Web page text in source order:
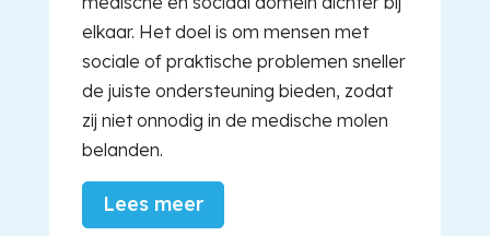
elkaar. Het doel is om mensen met
sociale of praktische problemen sneller
de juiste ondersteuning bieden, zodat
zij niet onnodig in de medische molen
belanden.
Lees meer